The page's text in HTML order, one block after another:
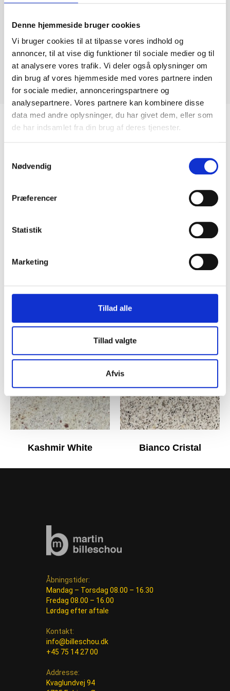
Denne hjemmeside bruger cookies
Vi bruger cookies til at tilpasse vores indhold og
annoncer, til at vise dig funktioner til sociale medier og til
at analysere vores trafik. Vi deler også oplysninger om
din brug af vores hjemmeside med vores partnere inden
for sociale medier, annonceringspartnere og
analysepartnere. Vores partnere kan kombinere disse
data med andre oplysninger, du har givet dem, eller som
de har indsamlet fra din brug af deres tjenester.
Nødvendig
Præferencer
Statistik
Marketing
Tillad alle
Tillad valgte
Afvis
Giallo Veneziano
Overflade: Poleret
Anvendelse: Bordplader, vinduesplader og gulve.
Oprindelsesland: Brasilien
Type: Granit
Kashmir White Bianco Cristal
Åbningstider:
Mandag – Torsdag 08.00 – 16.30
Fredag 08.00 – 16.00
Lørdag efter aftale
Kontakt:
info@billeschou.dk
+45 75 14 27 00
Addresse:
Kvaglundvej 94